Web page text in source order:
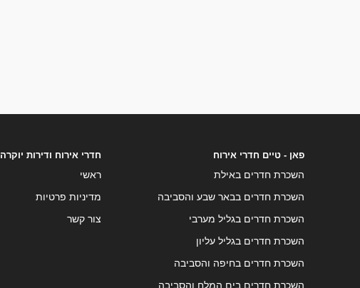
פאן - טיים חדרי אירוח
השכרת חדרים באילת
השכרת חדרים בבאר שבע והסביבה
השכרת חדרים בגליל מערבי
השכרת חדרים בגליל עליון
השכרת חדרים בחיפה והסביבה
השכרת חדרים בים המלח והסביבה
חדרי אירוח ודירות יוקרה
ראשי
מדיניות פרטיות
צור קשר